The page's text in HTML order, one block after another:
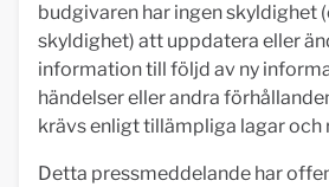
budgivaren har ingen skyldighet
skyldighet) att uppdatera eller
information till följd av ny
händelser eller andra
krävs enligt tillämpliga lagar och
Detta pressmeddelande har